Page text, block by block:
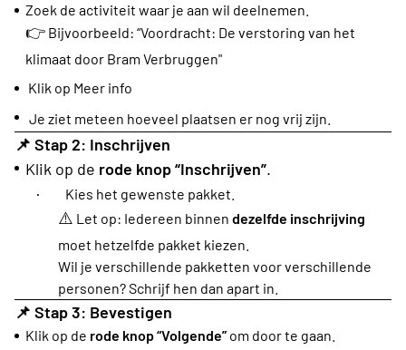
Zoek de activiteit waar je aan wil deelnemen.
👉 Bijvoorbeeld: “Voordracht: De verstoring van het
klimaat door Bram Verbruggen"
Klik op Meer info
Je ziet meteen hoeveel plaatsen er nog vrij zijn.
📌 Stap 2: Inschrijven
Klik op de rode knop “Inschrijven”.
·
Kies het gewenste pakket.
⚠️ Let op: Iedereen binnen dezelfde inschrijving
moet hetzelfde pakket kiezen.
Wil je verschillende pakketten voor verschillende
personen? Schrijf hen dan apart in.
📌 Stap 3: Bevestigen
Klik op de rode knop “Volgende” om door te gaan.